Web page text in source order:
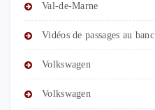
Val-de-Marne
Vidéos de passages au banc
Volkswagen
Volkswagen